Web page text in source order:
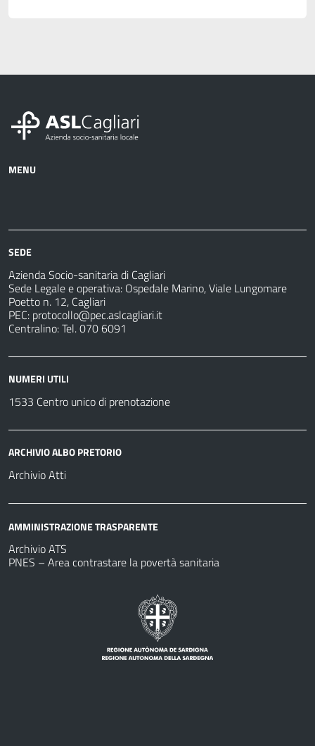
MENU
sanitarie
fare
SEDE
Azienda Socio-sanitaria di Cagliari
Sede Legale e operativa: Ospedale Marino, Viale Lungomare
Poetto n. 12, Cagliari
PEC: protocollo@pec.aslcagliari.it
Centralino: Tel. 070 6091
NUMERI UTILI
1533 Centro unico di prenotazione
ARCHIVIO ALBO PRETORIO
Archivio Atti
AMMINISTRAZIONE TRASPARENTE
Archivio ATS
PNES – Area contrastare la povertà sanitaria